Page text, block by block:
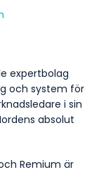
expertbolag
och system för
i sin
absolut
Remium är